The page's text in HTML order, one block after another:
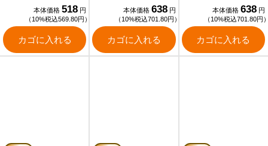
本体価格 518 円
（10%税込569.80円）
カゴに入れる
本体価格 638 円
（10%税込701.80円）
カゴに入れる
本体価格 638 円
（10%税込701.80円
カゴに入れる